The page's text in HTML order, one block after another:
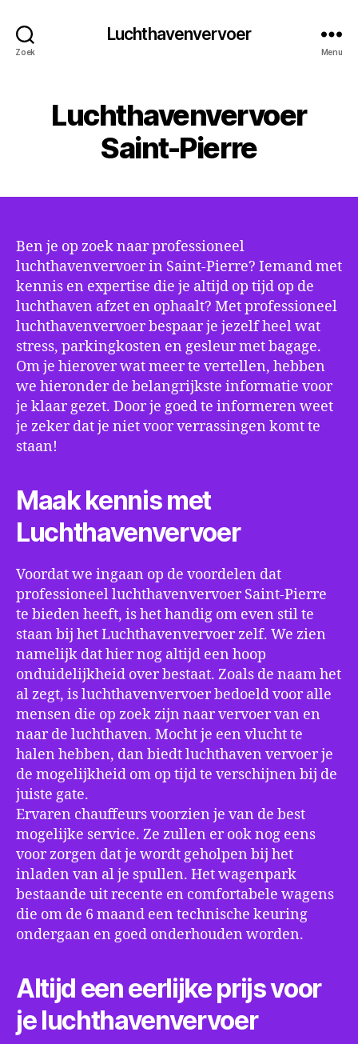
Zoek
Luchthavenvervoer
Menu
Luchthavenvervoer
Saint-Pierre
Ben je op zoek naar professioneel
luchthavenvervoer in Saint-Pierre? Iemand met
kennis en expertise die je altijd op tijd op de
luchthaven afzet en ophaalt? Met professioneel
luchthavenvervoer bespaar je jezelf heel wat
stress, parkingkosten en gesleur met bagage.
Om je hierover wat meer te vertellen, hebben
we hieronder de belangrijkste informatie voor
je klaar gezet. Door je goed te informeren weet
je zeker dat je niet voor verrassingen komt te
staan!
Maak kennis met
Luchthavenvervoer
Voordat we ingaan op de voordelen dat
professioneel luchthavenvervoer Saint-Pierre
te bieden heeft, is het handig om even stil te
staan bij het Luchthavenvervoer zelf. We zien
namelijk dat hier nog altijd een hoop
onduidelijkheid over bestaat. Zoals de naam het
al zegt, is luchthavenvervoer bedoeld voor alle
mensen die op zoek zijn naar vervoer van en
naar de luchthaven. Mocht je een vlucht te
halen hebben, dan biedt luchthaven vervoer je
de mogelijkheid om op tijd te verschijnen bij de
juiste gate.
Ervaren chauffeurs voorzien je van de best
mogelijke service. Ze zullen er ook nog eens
voor zorgen dat je wordt geholpen bij het
inladen van al je spullen. Het wagenpark
bestaande uit recente en comfortabele wagens
die om de 6 maand een technische keuring
ondergaan en goed onderhouden worden.
Altijd een eerlijke prijs voor
je luchthavenvervoer